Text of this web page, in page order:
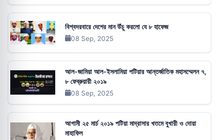
বিশ্বদরবারে দেশের মান উঁচু করলো যে ৮ হাফেজ
08 Sep, 2025
আল-জামিয়া আল-ইসলামিয়া পটিয়ার আন্তর্জাতিক মহাসম্মেলন ৭,
৮ ফেব্রুয়ারী ২০১৯
08 Sep, 2025
আগামী ২৫ মার্চ ২০১৯ পটিয়া মাদ্রাসার খতমে বুখারী ও দোয়া
মাহাফিল